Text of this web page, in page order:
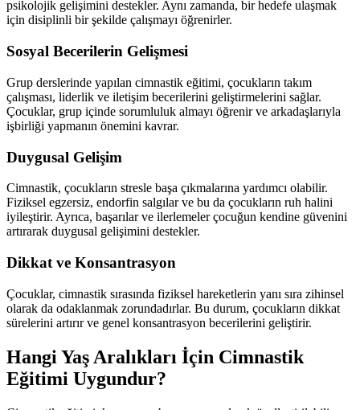
psikolojik gelişimini destekler. Aynı zamanda, bir hedefe ulaşmak
için disiplinli bir şekilde çalışmayı öğrenirler.
Sosyal Becerilerin Gelişmesi
Grup derslerinde yapılan cimnastik eğitimi, çocukların takım
çalışması, liderlik ve iletişim becerilerini geliştirmelerini sağlar.
Çocuklar, grup içinde sorumluluk almayı öğrenir ve arkadaşlarıyla
işbirliği yapmanın önemini kavrar.
Duygusal Gelişim
Cimnastik, çocukların stresle başa çıkmalarına yardımcı olabilir.
Fiziksel egzersiz, endorfin salgılar ve bu da çocukların ruh halini
iyileştirir. Ayrıca, başarılar ve ilerlemeler çocuğun kendine güvenini
artırarak duygusal gelişimini destekler.
Dikkat ve Konsantrasyon
Çocuklar, cimnastik sırasında fiziksel hareketlerin yanı sıra zihinsel
olarak da odaklanmak zorundadırlar. Bu durum, çocukların dikkat
sürelerini artırır ve genel konsantrasyon becerilerini geliştirir.
Hangi Yaş Aralıkları İçin Cimnastik
Eğitimi Uygundur?